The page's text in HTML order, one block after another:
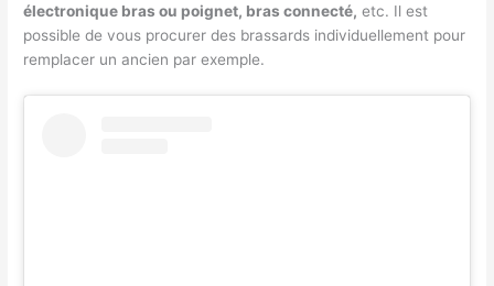
électronique bras ou poignet, bras connecté, etc. Il est
possible de vous procurer des brassards individuellement pour
remplacer un ancien par exemple.